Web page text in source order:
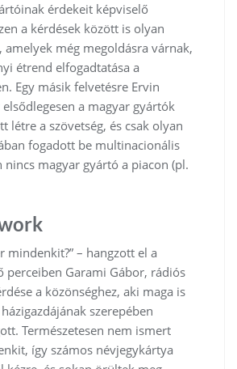
érdekeit képviselő
a kérdések között is olyan
még megoldásra várnak,
étrend elfogadtatása a
Egy másik felvetésre Ervin
a magyar gyártók
létre a szövetség, és csak olyan
fogadott be multinacionális
nincs magyar gyártó a piacon (pl.
mindenkit?” – hangzott el a
perceiben Garami Gábor, rádiós
a közönséghez, aki maga is
szerepében
Természetesen nem ismert
így számos névjegykártya